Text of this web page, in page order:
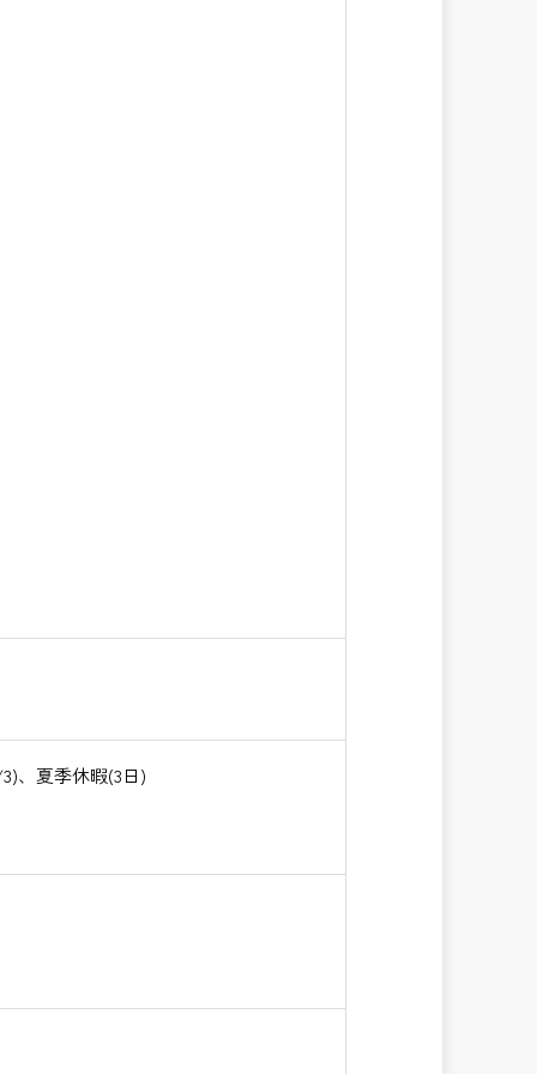
、夏季休暇(3日)